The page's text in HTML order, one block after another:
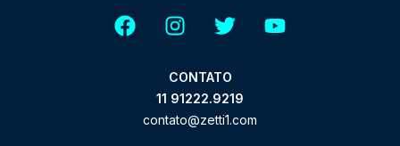
CONTATO
11 91222.9219
contato@zetti1.com